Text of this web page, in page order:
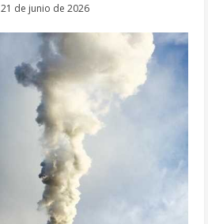
21 de junio de 2026